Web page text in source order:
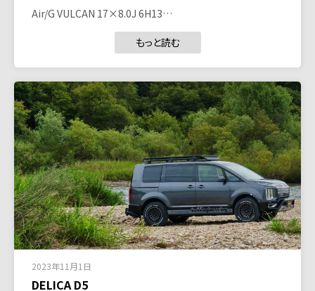
Air/G VULCAN 17×8.0J 6H13…
もっと読む
2023年11月1日
DELICA D5